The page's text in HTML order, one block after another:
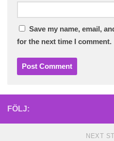
Save my name, email,
for the next time I comment.
FÖLJ:
NEXT